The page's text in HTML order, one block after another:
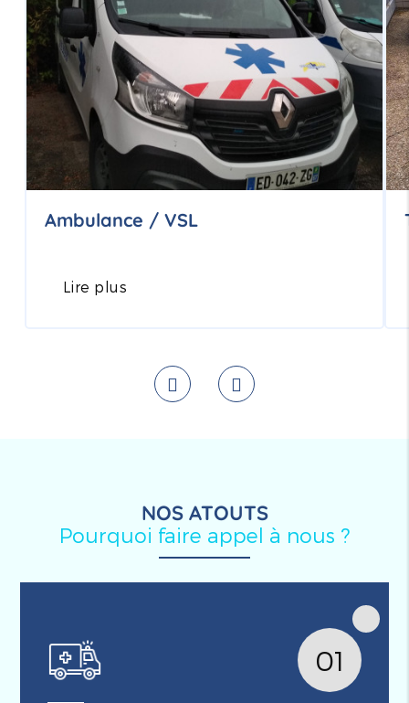
Ambulance / VSL
Lire plus
NOS ATOUTS
Pourquoi faire appel à nous ?
01